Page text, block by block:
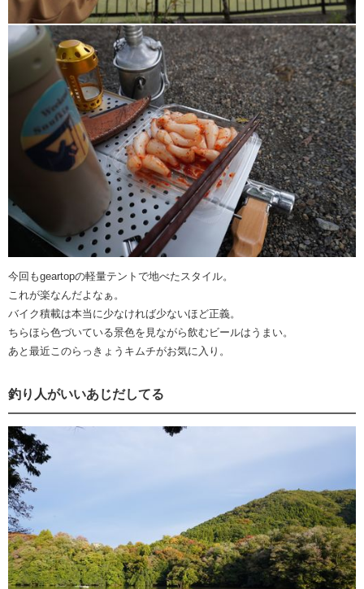
今回もgeartopの軽量テントで地べたスタイル。
これが楽なんだよなぁ。
バイク積載は本当に少なければ少ないほど正義。
ちらほら色づいている景色を見ながら飲むビールはうまい。
あと最近このらっきょうキムチがお気に入り。
釣り人がいいあじだしてる